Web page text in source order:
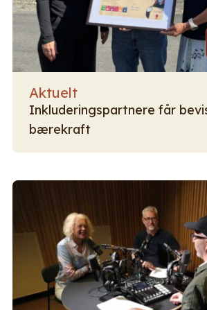
Aktuelt
Inkluderingspartnere får
bærekraft